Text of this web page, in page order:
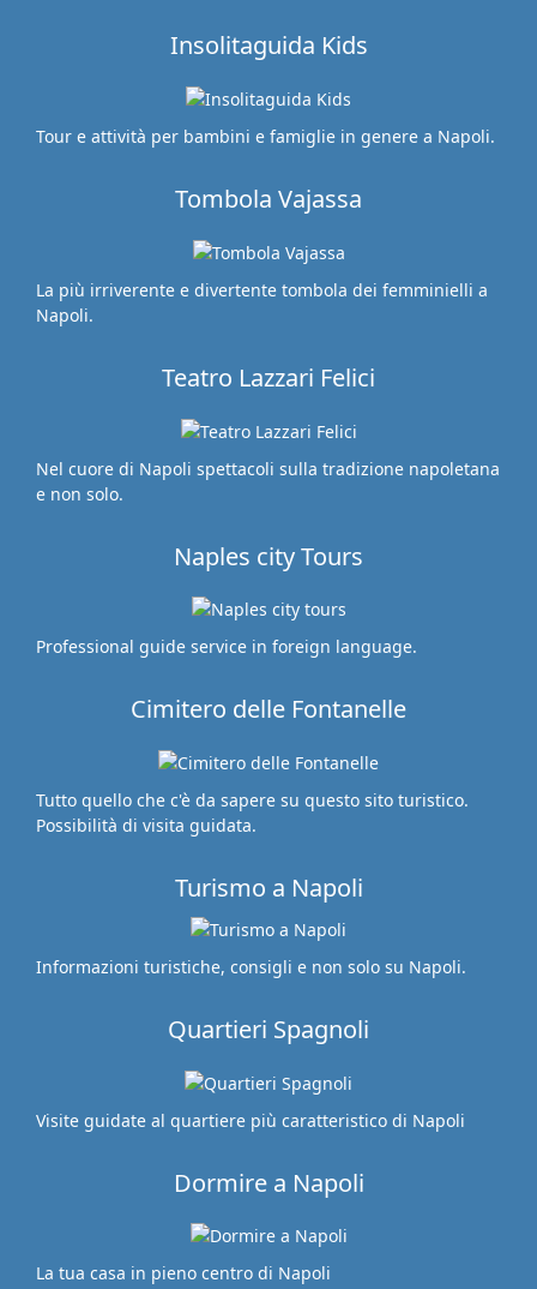
Insolitaguida Kids
Tour e attività per bambini e famiglie in genere a Napoli.
Tombola Vajassa
La più irriverente e divertente tombola dei femminielli a
Napoli.
Teatro Lazzari Felici
Nel cuore di Napoli spettacoli sulla tradizione napoletana
e non solo.
Naples city Tours
Professional guide service in foreign language.
Cimitero delle Fontanelle
Tutto quello che c'è da sapere su questo sito turistico.
Possibilità di visita guidata.
Turismo a Napoli
Informazioni turistiche, consigli e non solo su Napoli.
Quartieri Spagnoli
Visite guidate al quartiere più caratteristico di Napoli
Dormire a Napoli
La tua casa in pieno centro di Napoli